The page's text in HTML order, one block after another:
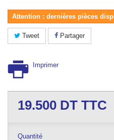
Attention : dernières pièces
Tweet Partager
Imprimer
19.500 DT TTC
Quantité